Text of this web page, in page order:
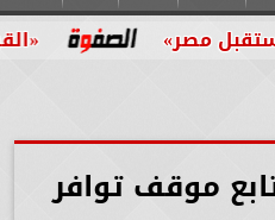
«القومي
موقف توافر